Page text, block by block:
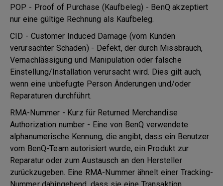
POP - Proof of Purchase (Kaufbeleg) - BenQ akzeptiert
nur eine gültige Rechnung als Kaufbeleg.
CID - Customer Induced Damage (vom Kunden
verursachter Schaden) - Defekt, der durch Missbrauch,
Vernachlässigung und Manipulation oder falsche
Einstellung/Installation verursacht wird. Dies gilt auch,
wenn eine unbefugte Person Änderungen und/oder
Reparaturen durchführt.
RMA-Nummer - Kurz für Returned Merchandise
Authorization number - Eine von BenQ verwendete
alphanumerische Kennung, die angibt, dass ein Benutzer
vom BenQ-Team autorisiert wurde, ein Produkt zur
Reparatur oder zum Austausch an den Hersteller
zurückzugeben. Eine RMA-Nummer ähnelt einer Tracking-